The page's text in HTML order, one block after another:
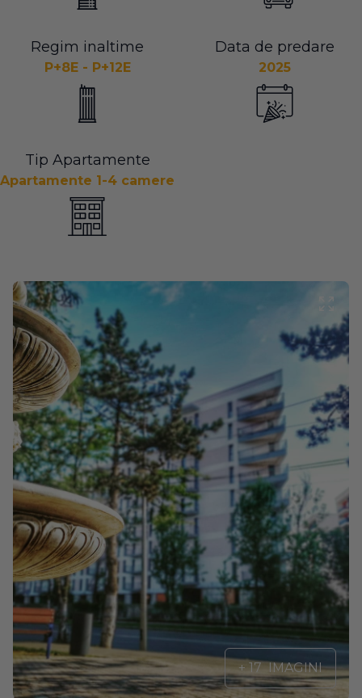
Regim inaltime
P+8E - P+12E
Data de predare
2025
Tip Apartamente
Apartamente 1-4 camere
+ 17 IMAGINI